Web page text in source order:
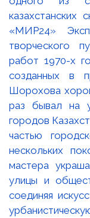
казахстанских
«МИР24»
творческого
работ 1970-х
созданных в
Шорохова
раз бывал на
городов
частью
нескольких
мастера
улицы и
соединяя